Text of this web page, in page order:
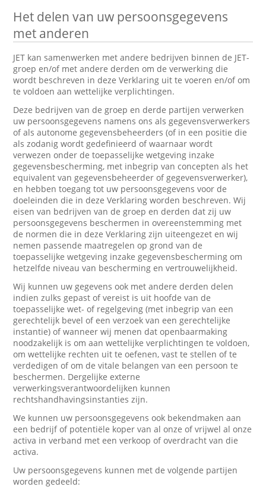
Het delen van uw persoonsgegevens
met anderen
JET kan samenwerken met andere bedrijven binnen de JET-
groep en/of met andere derden om de verwerking die
wordt beschreven in deze Verklaring uit te voeren en/of om
te voldoen aan wettelijke verplichtingen.
Deze bedrijven van de groep en derde partijen verwerken
uw persoonsgegevens namens ons als gegevensverwerkers
of als autonome gegevensbeheerders (of in een positie die
als zodanig wordt gedefinieerd of waarnaar wordt
verwezen onder de toepasselijke wetgeving inzake
gegevensbescherming, met inbegrip van concepten als het
equivalent van gegevensbeheerder of gegevensverwerker),
en hebben toegang tot uw persoonsgegevens voor de
doeleinden die in deze Verklaring worden beschreven. Wij
eisen van bedrijven van de groep en derden dat zij uw
persoonsgegevens beschermen in overeenstemming met
de normen die in deze Verklaring zijn uiteengezet en wij
nemen passende maatregelen op grond van de
toepasselijke wetgeving inzake gegevensbescherming om
hetzelfde niveau van bescherming en vertrouwelijkheid.
Wij kunnen uw gegevens ook met andere derden delen
indien zulks gepast of vereist is uit hoofde van de
toepasselijke wet- of regelgeving (met inbegrip van een
gerechtelijk bevel of een verzoek van een gerechtelijke
instantie) of wanneer wij menen dat openbaarmaking
noodzakelijk is om aan wettelijke verplichtingen te voldoen,
om wettelijke rechten uit te oefenen, vast te stellen of te
verdedigen of om de vitale belangen van een persoon te
beschermen. Dergelijke externe
verwerkingsverantwoordelijken kunnen
rechtshandhavingsinstanties zijn.
We kunnen uw persoonsgegevens ook bekendmaken aan
een bedrijf of potentiële koper van al onze of vrijwel al onze
activa in verband met een verkoop of overdracht van die
activa.
Uw persoonsgegevens kunnen met de volgende partijen
worden gedeeld: